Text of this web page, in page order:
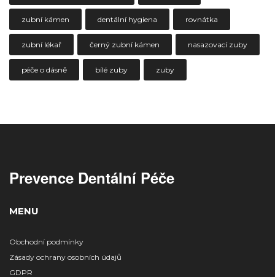
zubní kámen dentální hygiena rovnátka
zubní lékař černý zubní kámen nasazovací zuby
péče o dásně bílé zuby zuby
Prevence Dentální Péče
MENU
Obchodní podmínky
Zásady ochrany osobních údajů
GDPR